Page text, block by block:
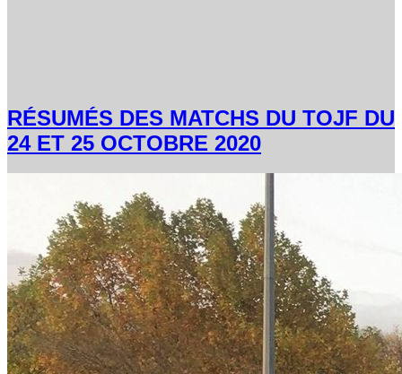
RÉSUMÉS DES MATCHS DU TOJF DU
24 ET 25 OCTOBRE 2020